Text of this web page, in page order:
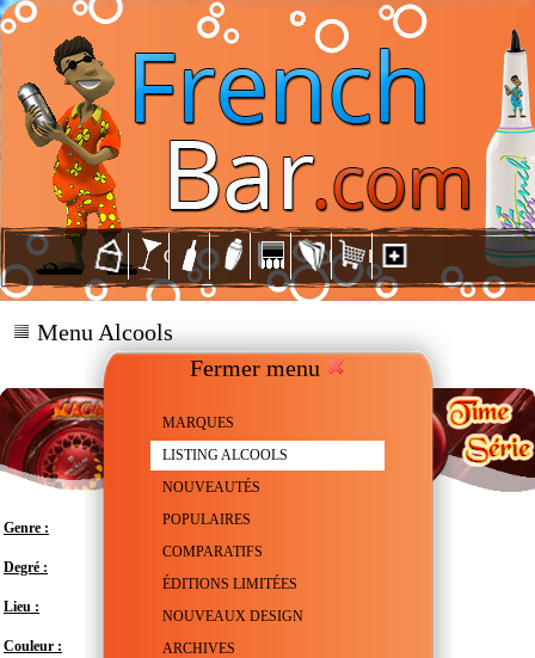
Fermer menu
MARQUES
LISTING ALCOOLS
NOUVEAUTÉS
POPULAIRES
COMPARATIFS
ÉDITIONS LIMITÉES
NOUVEAUX DESIGN
ARCHIVES
Menu Alcools
Genre : Scotch Whisky - Single malt
Degré :
Lieu :
Craigellachie
Couleur :